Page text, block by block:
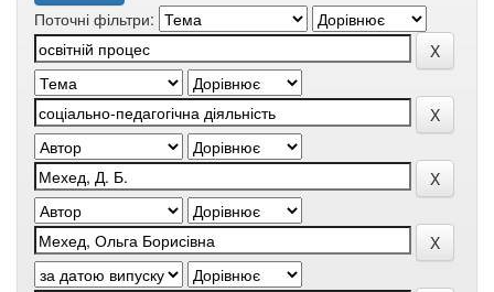
Поточні фільтри: